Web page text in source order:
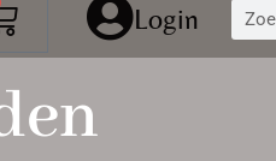
Login